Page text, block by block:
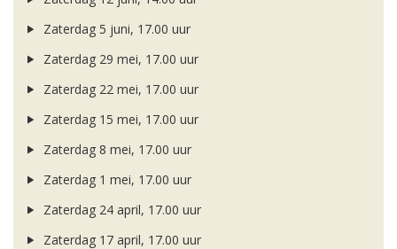
Zaterdag 5 juni, 17.00 uur
Zaterdag 29 mei, 17.00 uur
Zaterdag 22 mei, 17.00 uur
Zaterdag 15 mei, 17.00 uur
Zaterdag 8 mei, 17.00 uur
Zaterdag 1 mei, 17.00 uur
Zaterdag 24 april, 17.00 uur
Zaterdag 17 april, 17.00 uur